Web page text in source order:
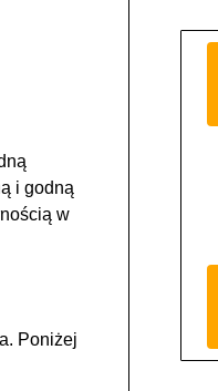
i godną
w
Poniżej